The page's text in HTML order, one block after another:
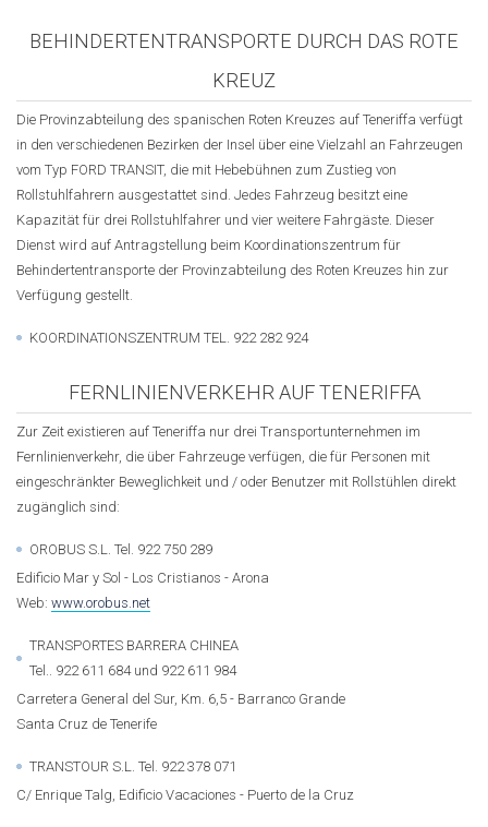
BEHINDERTENTRANSPORTE DURCH DAS ROTE
KREUZ
Die Provinzabteilung des spanischen Roten Kreuzes auf Teneriffa verfügt
in den verschiedenen Bezirken der Insel über eine Vielzahl an Fahrzeugen
vom Typ FORD TRANSIT, die mit Hebebühnen zum Zustieg von
Rollstuhlfahrern ausgestattet sind. Jedes Fahrzeug besitzt eine
Kapazität für drei Rollstuhlfahrer und vier weitere Fahrgäste. Dieser
Dienst wird auf Antragstellung beim Koordinationszentrum für
Behindertentransporte der Provinzabteilung des Roten Kreuzes hin zur
Verfügung gestellt.
KOORDINATIONSZENTRUM TEL. 922 282 924
FERNLINIENVERKEHR AUF TENERIFFA
Zur Zeit existieren auf Teneriffa nur drei Transportunternehmen im
Fernlinienverkehr, die über Fahrzeuge verfügen, die für Personen mit
eingeschränkter Beweglichkeit und / oder Benutzer mit Rollstühlen direkt
zugänglich sind:
OROBUS S.L. Tel. 922 750 289
Edificio Mar y Sol - Los Cristianos - Arona
Web: www.orobus.net
TRANSPORTES BARRERA CHINEA
Tel.. 922 611 684 und 922 611 984
Carretera General del Sur, Km. 6,5 - Barranco Grande
Santa Cruz de Tenerife
TRANSTOUR S.L. Tel. 922 378 071
C/ Enrique Talg, Edificio Vacaciones - Puerto de la Cruz